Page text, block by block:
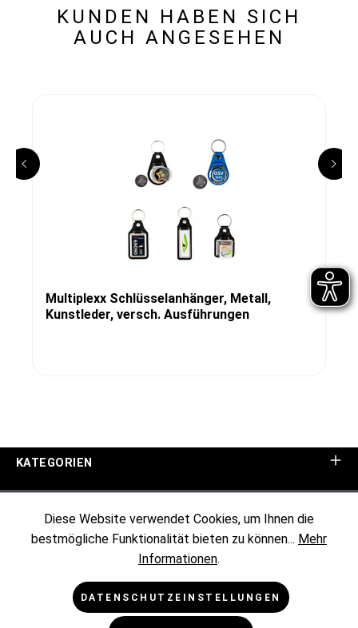
KUNDEN HABEN SICH
AUCH ANGESEHEN
Multiplexx Schlüsselanhänger, Metall,
Kunstleder, versch. Ausführungen
KATEGORIEN
KUNDENINFORMATIONEN
RECHTLICHES
Diese Website verwendet Cookies, um Ihnen die
bestmögliche Funktionalität bieten zu können... Mehr
Informationen.
DATENSCHUTZEINSTELLUNGEN